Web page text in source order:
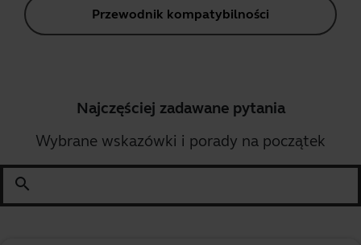
Przewodnik kompatybilności
Najczęściej zadawane pytania
Wybrane wskazówki i porady na początek
search